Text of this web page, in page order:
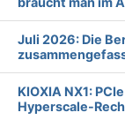
Juli 2026: Die
KIOXIA NX1:
Hyperscale-